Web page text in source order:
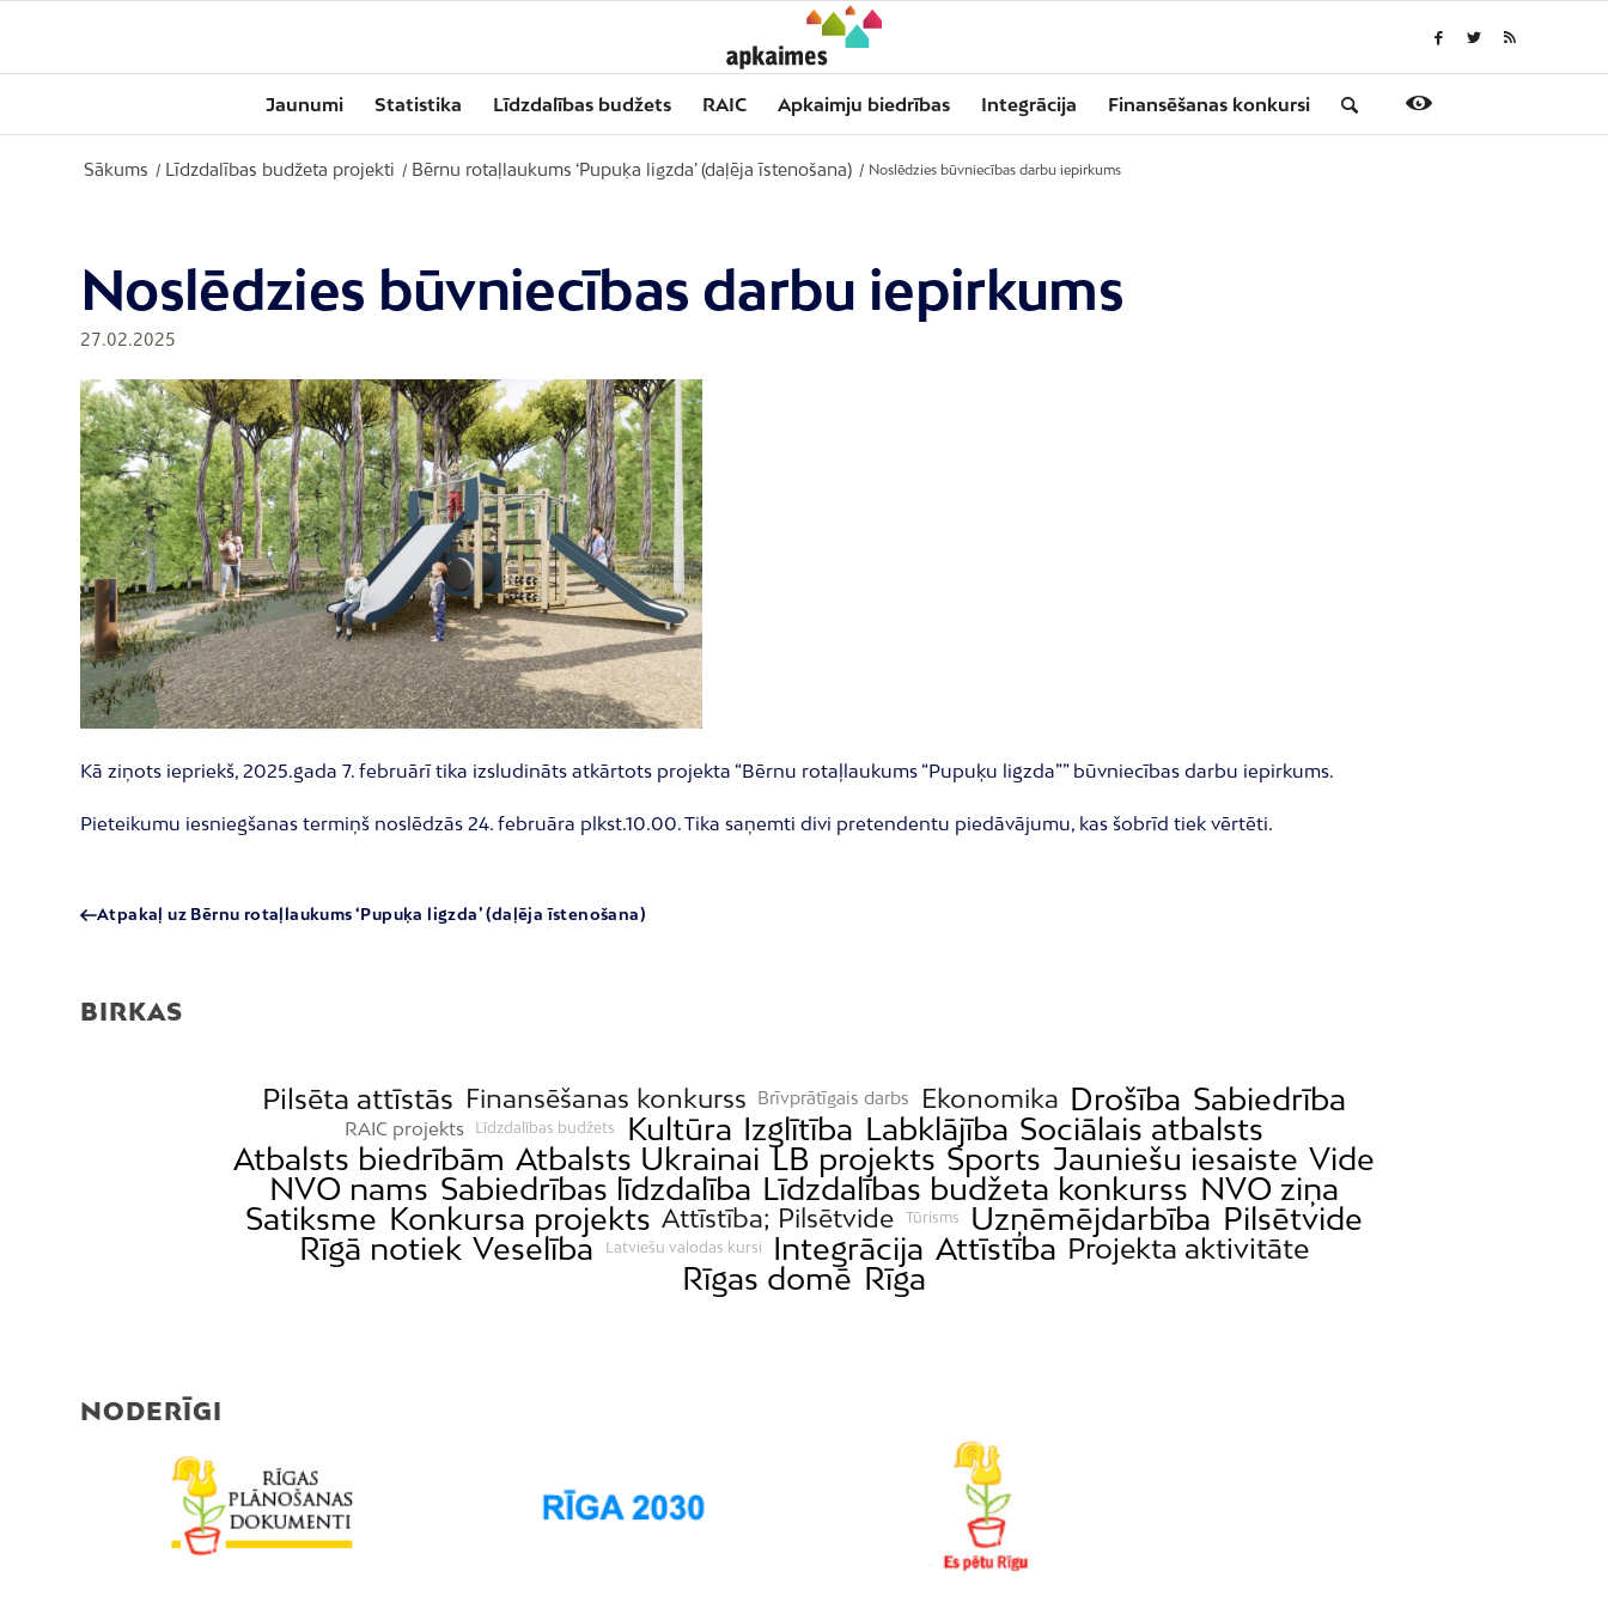
Jaunumi Statistika Līdzdalības budžets RAIC Apkaimju biedrības Integrācija Finansēšanas konkursi
Sākums / Līdzdalības budžeta projekti / Bērnu rotaļlaukums ‘Pupuķa ligzda’ (daļēja īstenošana) / Noslēdzies būvniecības darbu iepirkums
Noslēdzies būvniecības darbu iepirkums
27.02.2025
Kā ziņots iepriekš, 2025.gada 7. februārī tika izsludināts atkārtots projekta “Bērnu rotaļlaukums “Pupuķu ligzda”” būvniecības darbu iepirkums.
Pieteikumu iesniegšanas termiņš noslēdzās 24. februāra plkst.10.00. Tika saņemti divi pretendentu piedāvājumu, kas šobrīd tiek vērtēti.
Atpakaļ uz Bērnu rotaļlaukums ‘Pupuķa ligzda’ (daļēja īstenošana)
BIRKAS
Pilsēta attīstās Finansēšanas konkurss Brīvprātīgais darbs Ekonomika Drošība Sabiedrība
RAIC projekts Līdzdalības budžets Kultūra Izglītība Labklājība Sociālais atbalsts
Atbalsts biedrībām Atbalsts Ukrainai LB projekts Sports Jauniešu iesaiste Vide
NVO nams Sabiedrības līdzdalība Līdzdalības budžeta konkurss NVO ziņa
Satiksme Konkursa projekts Attīstība; Pilsētvide Tūrisms Uzņēmējdarbība Pilsētvide
Rīgā notiek Veselība Latviešu valodas kursi Integrācija Attīstība Projekta aktivitāte
Rīgas domē Rīga
NODERĪGI